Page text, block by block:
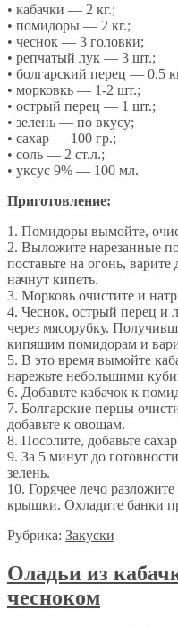
• кабачки — 2 кг.;
• помидоры — 2 кг.;
• чеснок — 3 головки;
• репчатый лук — 3 шт.;
• болгарский перец — 0,5
• морковкь — 1-2 шт.;
• острый перец — 1 шт.;
• зелень — по вкусу;
• сахар — 100 гр.;
• соль — 2 ст.л.;
• уксус 9% — 100 мл.
Приготовление:
1. Помидоры вымойте,
2. Выложите нарезанные
поставьте на огонь,
начнут кипеть.
3. Морковь очистите и
4. Чеснок, острый перец и
через мясорубку.
кипящим помидорам и
5. В это время вымойте
нарежьте небольшими
6. Добавьте кабачок к
7. Болгарские перцы
добавьте к овощам.
8. Посолите, добавьте
9. За 5 минут до
зелень.
10. Горячее лечо
крышки. Охладите банки
Рубрика: Закуски
Оладьи из
чесноком